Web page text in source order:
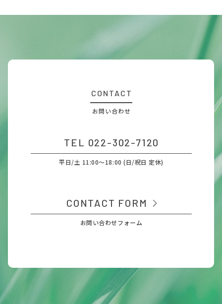
CONTACT
お問い合わせ
TEL 022-302-7120
平日/土 11:00～18:00 (日/祝日 定休)
CONTACT FORM
お問い合わせフォーム